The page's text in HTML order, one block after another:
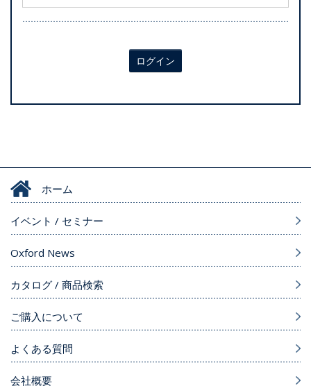
ログイン
ホーム
イベント / セミナー
Oxford News
カタログ / 商品検索
ご購入について
よくある質問
会社概要